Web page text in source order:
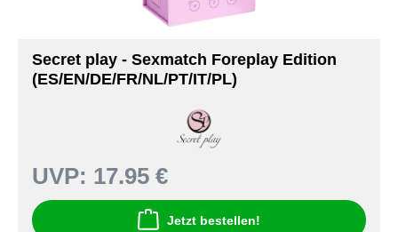
Secret play - Sexmatch Foreplay Edition
(ES/EN/DE/FR/NL/PT/IT/PL)
UVP: 17.95 €
Jetzt bestellen!